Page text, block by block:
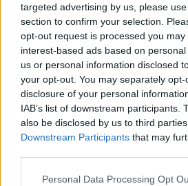
targeted advertising by us, please
section to confirm your selection.
opt-out request is processed you may
interest-based ads based on
us or personal information disclosed
your opt-out. You may separately
disclosure of your personal
IAB’s list of downstream participants.
also be disclosed by us to third
Downstream Participants that may
Personal Data Processing Opt
ou personnel. Identifiez les
causent de la douleur et de la